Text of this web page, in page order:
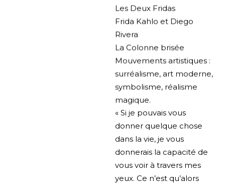
Les Deux Fridas
Frida Kahlo et Diego
Rivera
La Colonne brisée
Mouvements artistiques :
surréalisme, art moderne,
symbolisme, réalisme
magique.
« Si je pouvais vous
donner quelque chose
dans la vie, je vous
donnerais la capacité de
vous voir à travers mes
yeux. Ce n’est qu’alors